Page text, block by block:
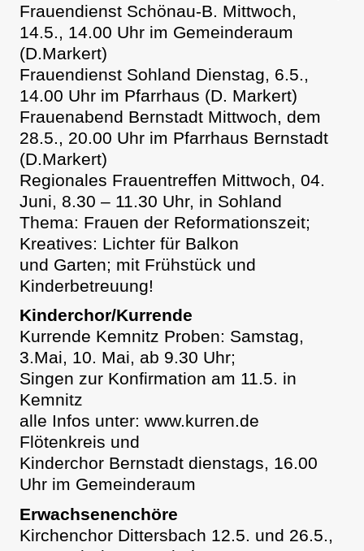
Frauendienst Schönau-B. Mittwoch,
14.5., 14.00 Uhr im Gemeinderaum
(D.Markert)
Frauendienst Sohland Dienstag, 6.5.,
14.00 Uhr im Pfarrhaus (D. Markert)
Frauenabend Bernstadt Mittwoch, dem
28.5., 20.00 Uhr im Pfarrhaus Bernstadt
(D.Markert)
Regionales Frauentreffen Mittwoch, 04.
Juni, 8.30 – 11.30 Uhr, in Sohland
Thema: Frauen der Reformationszeit;
Kreatives: Lichter für Balkon
und Garten; mit Frühstück und
Kinderbetreuung!
Kinderchor/Kurrende
Kurrende Kemnitz Proben: Samstag,
3.Mai, 10. Mai, ab 9.30 Uhr;
Singen zur Konfirmation am 11.5. in
Kemnitz
alle Infos unter: www.kurren.de
Flötenkreis und
Kinderchor Bernstadt dienstags, 16.00
Uhr im Gemeinderaum
Erwachsenenchöre
Kirchenchor Dittersbach 12.5. und 26.5.,